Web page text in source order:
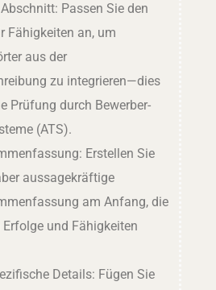
Passen Sie den
Fähigkeiten an, um
aus der
zu integrieren—dies
Prüfung durch Bewerber-
(ATS).
Erstellen Sie
aussagekräftige
am Anfang, die
Erfolge und Fähigkeiten
Details: Fügen Sie